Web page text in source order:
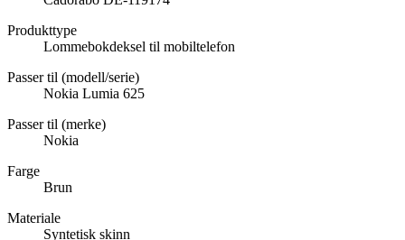
Produkttype
Lommebokdeksel til mobiltelefon
Passer til (modell/serie)
Nokia Lumia 625
Passer til (merke)
Nokia
Farge
Brun
Materiale
Syntetisk skinn